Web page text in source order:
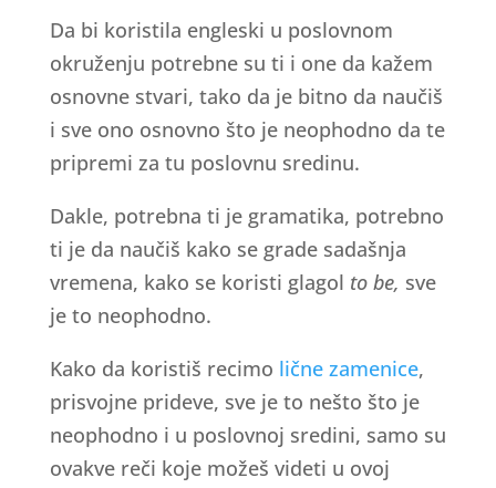
Da bi koristila engleski u poslovnom
okruženju potrebne su ti i one da kažem
osnovne stvari, tako da je bitno da naučiš
i sve ono osnovno što je neophodno da te
pripremi za tu poslovnu sredinu.
Dakle, potrebna ti je gramatika, potrebno
ti je da naučiš kako se grade sadašnja
vremena, kako se koristi glagol to be, sve
je to neophodno.
Kako da koristiš recimo lične zamenice,
prisvojne prideve, sve je to nešto što je
neophodno i u poslovnoj sredini, samo su
ovakve reči koje možeš videti u ovoj